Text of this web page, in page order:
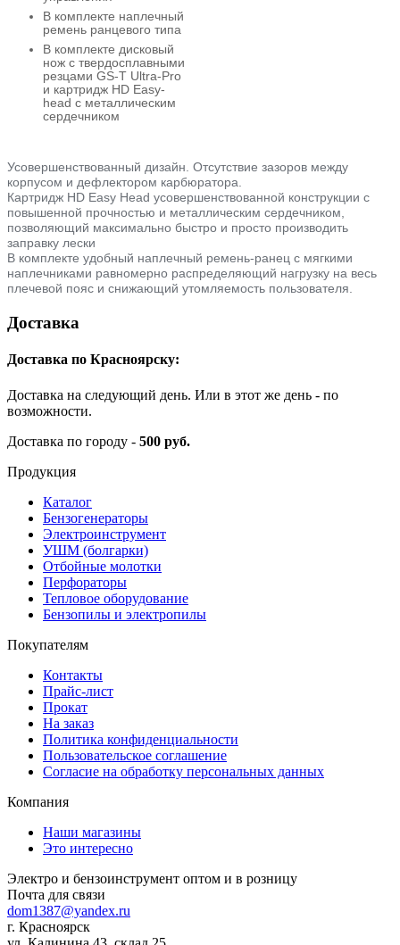
В комплекте наплечный
ремень ранцевого типа
В комплекте дисковый
нож с твердосплавными
резцами GS-T Ultra-Pro
и картридж HD Easy-
head с металлическим
сердечником
Усовершенствованный дизайн. Отсутствие зазоров между
корпусом и дефлектором карбюратора.
Картридж HD Easy Head усовершенствованной конструкции с
повышенной прочностью и металлическим сердечником,
позволяющий максимально быстро и просто производить
заправку лески
В комплекте удобный наплечный ремень-ранец с мягкими
наплечниками равномерно распределяющий нагрузку на весь
плечевой пояс и снижающий утомляемость пользователя.
Доставка
Доставка по Красноярску:
Доставка на следующий день. Или в этот же день - по
возможности.
Доставка по городу - 500 руб.
Продукция
Каталог
Бензогенераторы
Электроинструмент
УШМ (болгарки)
Отбойные молотки
Перфораторы
Тепловое оборудование
Бензопилы и электропилы
Покупателям
Контакты
Прайс-лист
Прокат
На заказ
Политика конфиденциальности
Пользовательское соглашение
Согласие на обработку персональных данных
Компания
Наши магазины
Это интересно
Электро и бензоинструмент оптом и в розницу
Почта для связи
dom1387@yandex.ru
г. Красноярск